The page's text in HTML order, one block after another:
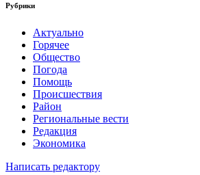
Рубрики
Актуально
Горячее
Общество
Погода
Помощь
Происшествия
Район
Региональные вести
Редакция
Экономика
Написать редактору